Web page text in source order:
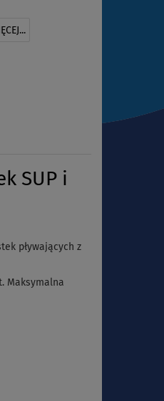
SUP i
pływających z
Maksymalna